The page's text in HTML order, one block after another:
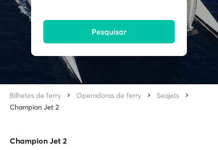
Pesquisar
Bilhetes de ferry Operadoras de ferry
Seajets
Champion Jet 2
Champion Jet 2